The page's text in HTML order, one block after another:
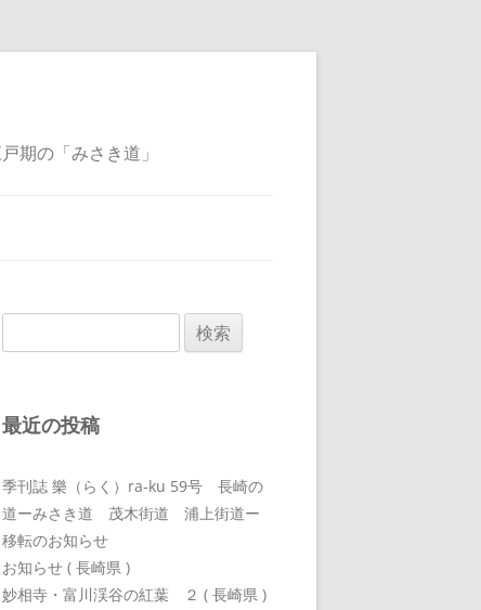
期の「みさき道」
索:
最近の投稿
季刊誌 樂（らく）ra-ku 59号 長崎の
道ーみさき道 茂木街道 浦上街道ー
移転のお知らせ
お知らせ ( 長崎県 )
妙相寺・富川渓谷の紅葉 ２ ( 長崎県 )